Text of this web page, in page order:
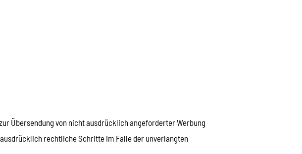
Übersendung von nicht ausdrücklich angeforderter Werbung
rechtliche Schritte im Falle der unverlangten